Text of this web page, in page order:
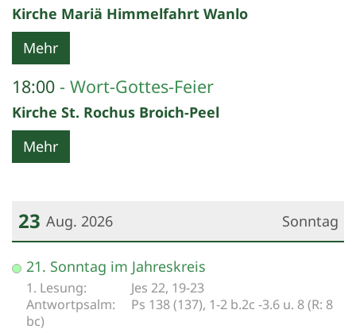
Kirche Mariä Himmelfahrt Wanlo
Mehr
18:00 Wort-Gottes-Feier
Kirche St. Rochus Broich-Peel
Mehr
Sonntag
23 Aug. 2026
Datum: 23. August 2026
21. Sonntag im Jahreskreis
Jes 22, 19-23
Ps 138 (137), 1-2 b.2c -3.6 u. 8 (R: 8
bc)